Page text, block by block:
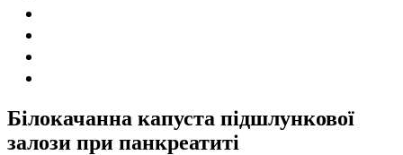
Білокачанна капуста підшлункової
залози при панкреатиті